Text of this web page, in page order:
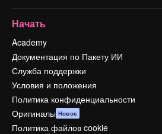
Начать
Academy
Документация по Пакету ИИ
Служба поддержки
Условия и положения
Политика конфиденциальности
Оригиналы Новое
Политика файлов cookie